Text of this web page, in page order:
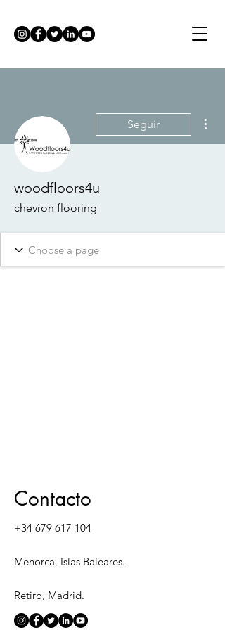
Seguir
woodfloors4u
chevron flooring
Contacto
+34 679 617 104
Menorca, Islas Baleares.
Retiro, Madrid.